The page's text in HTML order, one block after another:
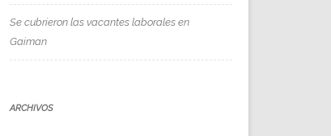
Se cubrieron las vacantes laborales en
Gaiman
ARCHIVOS